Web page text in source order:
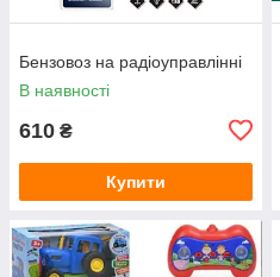
Бензовоз на радіоуправлінні
В наявності
610 ₴
Купити